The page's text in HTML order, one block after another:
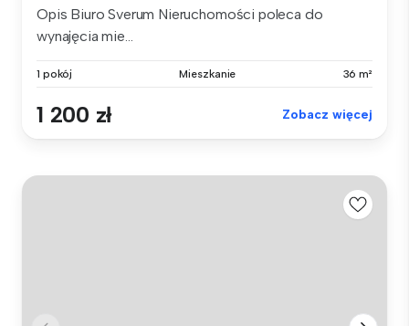
Opis Biuro Sverum Nieruchomości poleca do
wynajęcia mie...
1 pokój Mieszkanie 36 m²
1 200 zł Zobacz więcej